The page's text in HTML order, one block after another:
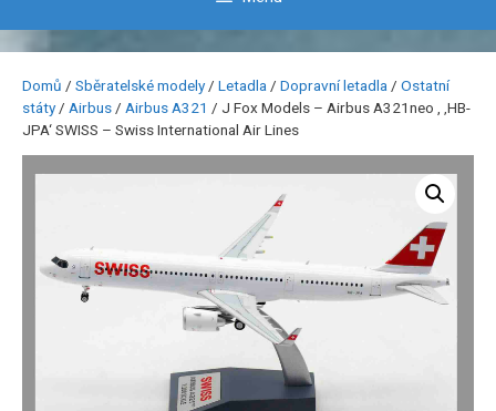
Domů / Sběratelské modely / Letadla / Dopravní letadla / Ostatní
státy / Airbus / Airbus A321 / J Fox Models – Airbus A321neo , ‚HB-
JPA‘ SWISS – Swiss International Air Lines